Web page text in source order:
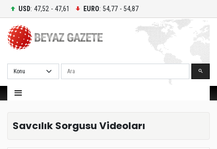
USD: 47,52 - 47,61 EURO: 54,77 - 54,87
Ara
Savcılık Sorgusu Videoları